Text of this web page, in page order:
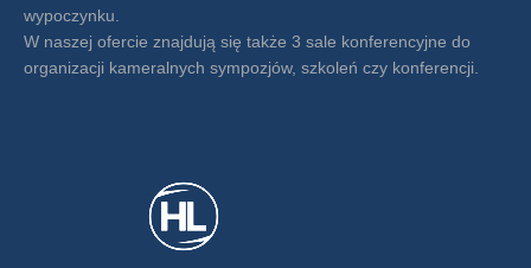
wypoczynku.
W naszej ofercie znajdują się także 3 sale konferencyjne do
organizacji kameralnych sympozjów, szkoleń czy konferencji.